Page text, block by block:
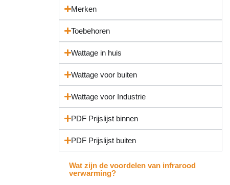
Merken
Toebehoren
Wattage in huis
Wattage voor buiten
Wattage voor Industrie
PDF Prijslijst binnen
PDF Prijslijst buiten
Wat zijn de voordelen van infrarood
verwarming?